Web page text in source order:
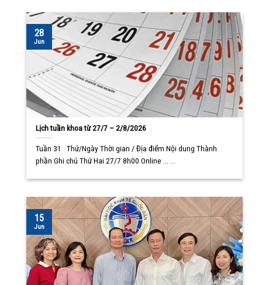
Lịch tuần khoa từ 27/7 – 2/8/2026
Tuần 31 Thứ/Ngày Thời gian / Địa điểm Nội dung Thành
phần Ghi chú Thứ Hai 27/7 8h00 Online ... ...
28
Jun
15
Jun